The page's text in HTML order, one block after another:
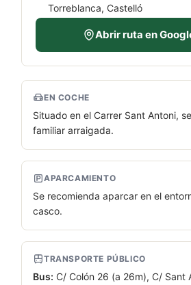
Torreblanca, Castelló
Abrir ruta en
EN COCHE
Situado en el Carrer Sant Antoni,
familiar arraigada.
APARCAMIENTO
Se recomienda aparcar en el
casco.
TRANSPORTE PÚBLICO
Bus: C/ Colón 26 (a 26m), C/ Sant